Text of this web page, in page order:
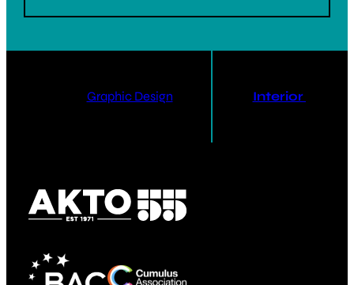
Graphic Design Interior Design